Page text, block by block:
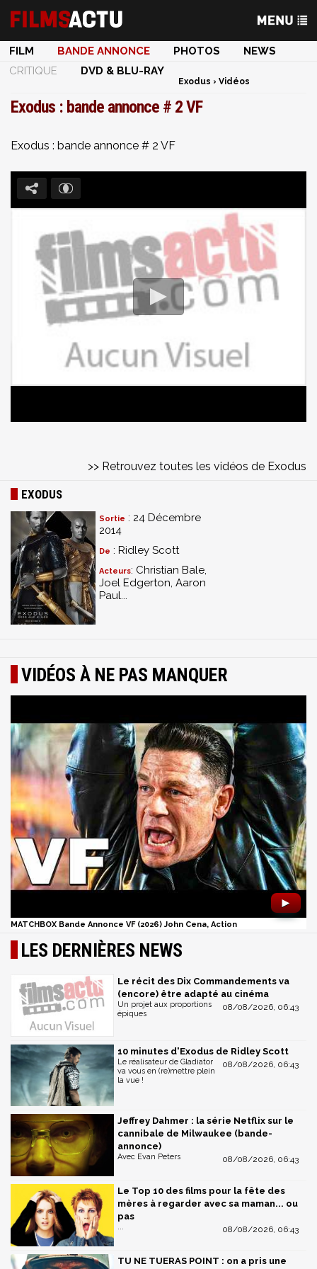
FILM BANDE ANNONCE PHOTOS
NEWS
CRITIQUE
DVD & BLU-RAY
Exodus › Vidéos
Exodus : bande annonce # 2 VF
Exodus : bande annonce # 2 VF
>> Retrouvez toutes les vidéos de Exodus
EXODUS
Sortie : 24 Décembre
2014
De : Ridley Scott
Acteurs: Christian Bale,
Joel Edgerton, Aaron
Paul...
VIDÉOS À NE PAS MANQUER
►
MATCHBOX Bande Annonce VF (2026) John Cena, Action
LES DERNIÈRES NEWS
Le récit des Dix Commandements va
(encore) être adapté au cinéma
08/08/2026, 06:43
Un projet aux proportions
épiques
10 minutes d'Exodus de Ridley Scott
08/08/2026, 06:43
Le réalisateur de Gladiator
va vous en (re)mettre plein
la vue !
Jeffrey Dahmer : la série Netflix sur le
cannibale de Milwaukee (bande-
annonce)
08/08/2026, 06:43
Avec Evan Peters
Le Top 10 des films pour la fête des
mères à regarder avec sa maman... ou
pas
08/08/2026, 06:43
...
TU NE TUERAS POINT : on a pris une